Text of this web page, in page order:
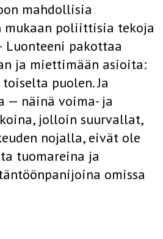
mahdollisia
mukaan poliittisia tekoja
Luonteeni pakottaa
ja miettimään asioita:
puolen. Ja
— näinä voima- ja
jol­loin suurvallat,
nojalla, eivät ole
tuomareina ja
omissa